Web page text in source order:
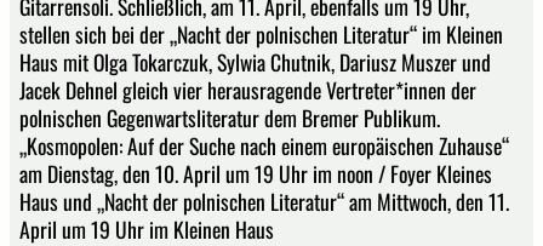
stellen sich bei der „Nacht der polnischen Literatur“ im Kleinen
Haus mit Olga Tokarczuk, Sylwia Chutnik, Dariusz Muszer und
Jacek Dehnel gleich vier herausragende Vertreter*innen der
polnischen Gegenwartsliteratur dem Bremer Publikum.
„Kosmopolen: Auf der Suche nach einem europäischen Zuhause“
am Dienstag, den 10. April um 19 Uhr im noon / Foyer Kleines
Haus und „Nacht der polnischen Literatur“ am Mittwoch, den 11.
April um 19 Uhr im Kleinen Haus